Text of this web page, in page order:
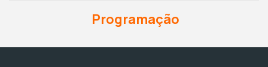
Programação